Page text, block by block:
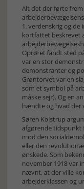
Alt det der førte
1. verdenskrig og
kortfattet beskrevet
Oprøret fandt sted
var en stor
demonstranter og
Grøntorvet var en
som et symbol på
måske sejr). Og en
hændte og hvad der
Søren Kolstrup
afgørende tidspunkt
mod den
eller den
ønskede. Som
november 1918 var
nævnt, at der ville
arbejderklassen og